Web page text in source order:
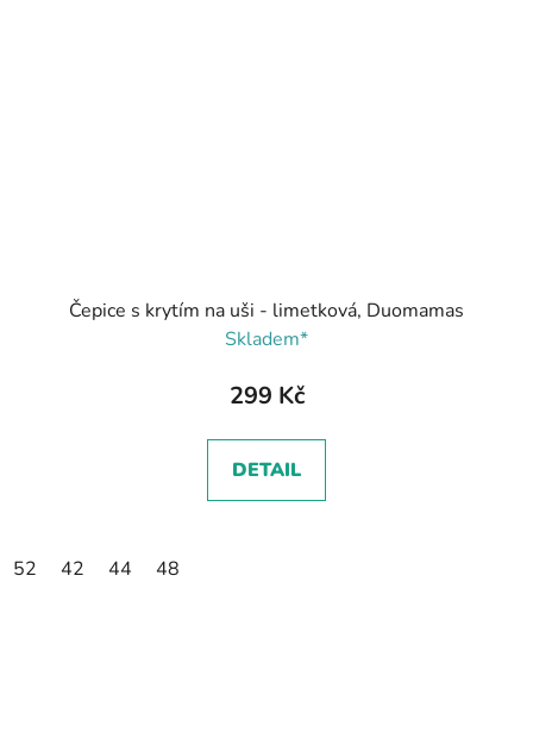
Čepice s krytím na uši - limetková, Duomamas
Skladem*
299 Kč
DETAIL
52 42 44 48